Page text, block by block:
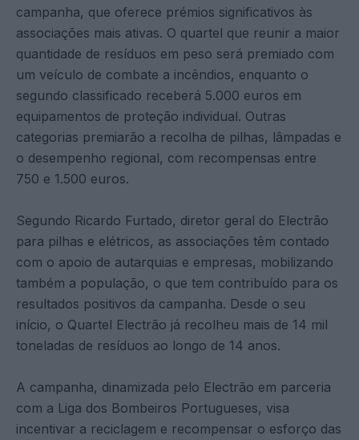
campanha, que oferece prémios significativos às
associações mais ativas. O quartel que reunir a maior
quantidade de resíduos em peso será premiado com
um veículo de combate a incêndios, enquanto o
segundo classificado receberá 5.000 euros em
equipamentos de proteção individual. Outras
categorias premiarão a recolha de pilhas, lâmpadas e
o desempenho regional, com recompensas entre
750 e 1.500 euros.
Segundo Ricardo Furtado, diretor geral do Electrão
para pilhas e elétricos, as associações têm contado
com o apoio de autarquias e empresas, mobilizando
também a população, o que tem contribuído para os
resultados positivos da campanha. Desde o seu
início, o Quartel Electrão já recolheu mais de 14 mil
toneladas de resíduos ao longo de 14 anos.
A campanha, dinamizada pelo Electrão em parceria
com a Liga dos Bombeiros Portugueses, visa
incentivar a reciclagem e recompensar o esforço das